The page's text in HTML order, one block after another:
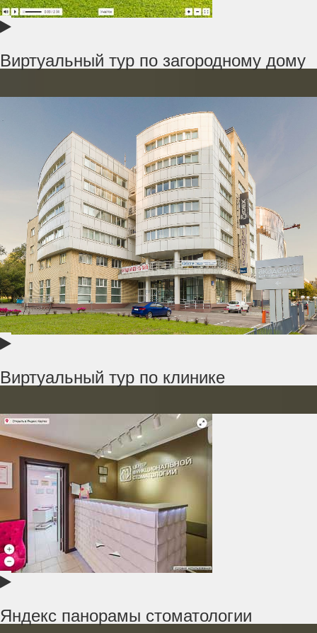
Виртуальный тур по загородному дому
Виртуальный тур по клинике
Яндекс панорамы стоматологии